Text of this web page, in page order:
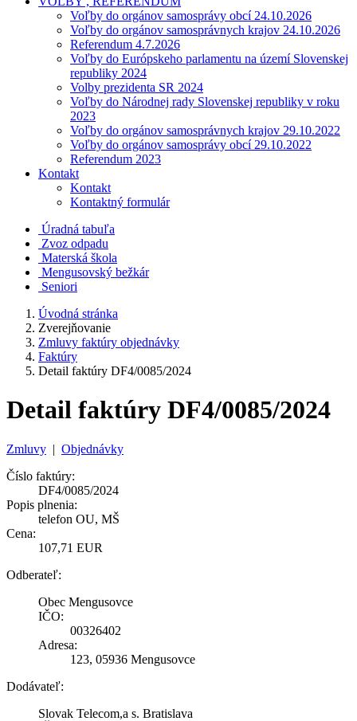
Voľby do orgánov samosprávy obcí 24.10.2026
Voľby do orgánov samosprávnych krajov 24.10.2026
Referendum 4.7.2026
Voľby do Európskeho parlamentu na území Slovenskej
republiky 2024
Volby prezidenta SR 2024
Voľby do Národnej rady Slovenskej republiky v roku
2023
Voľby do orgánov samosprávnych krajov 29.10.2022
Voľby do orgánov samosprávy obcí 29.10.2022
Referendum 2023
Kontakt
Kontakt
Kontaktný formulár
Úradná tabuľa
Zvoz odpadu
Materská škola
Mengusovský bežkár
Seniori
Úvodná stránka
Zverejňovanie
Zmluvy faktúry objednávky
Faktúry
Detail faktúry DF4/0085/2024
Detail faktúry DF4/0085/2024
Zmluvy | Objednávky
Číslo faktúry:
DF4/0085/2024
Popis plnenia:
telefon OU, MŠ
Cena:
107,71 EUR
Odberateľ:
Obec Mengusovce
IČO:
00326402
Adresa:
123, 05936 Mengusovce
Dodávateľ:
Slovak Telecom,a s. Bratislava